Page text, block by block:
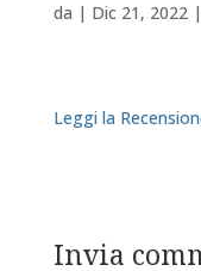
da | Dic 21, 2022|
Leggi la
Invia